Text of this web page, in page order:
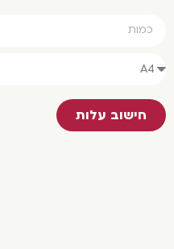
חישוב עלות